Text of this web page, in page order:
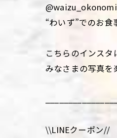
“わいず”でのお
こちらのインス
みなさまの写真
\\LINEクーポン//